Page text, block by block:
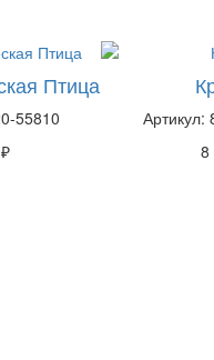
Птица
55810
Артикул:
8